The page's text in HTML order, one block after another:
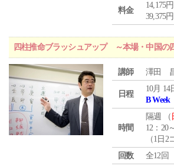
料金
14,175
39,375
四柱推命ブラッシュアップ ～本場・中国の
講師 澤田
日程
10月 14
B Week
時間
隔週 （
12：20
（1日2
回数
全12回